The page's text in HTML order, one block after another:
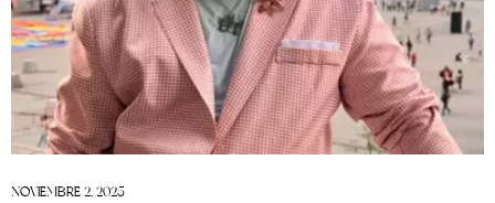
NOVIEMBRE 2, 2025